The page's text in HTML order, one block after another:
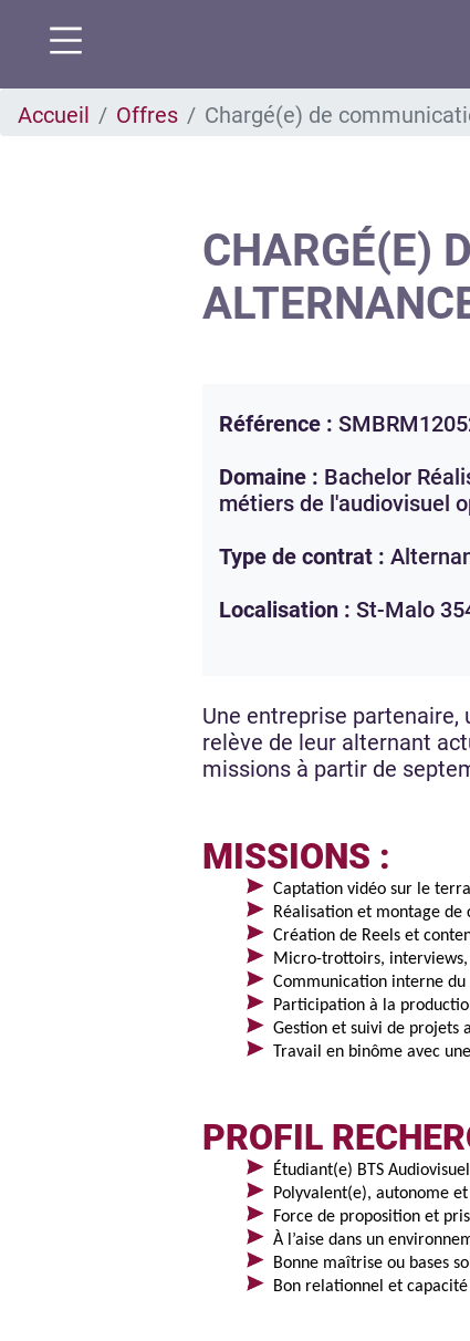
auAccueil Offres Chargé(e) de
CHARGÉ(E)
Référence :
Domaine : Bachelor
métiers de l'audiovisuel
Type de contrat :
Localisation : St-Malo
Une entreprise
relève de leur alternant
missions à partir de
MISSIONS :
Captation vidéo sur le
Réalisation et montage de
Création de Reels et
Micro-trottoirs,
Communication interne du
Participation à la
Gestion et suivi de projets
Travail en binôme avec
PROFIL
Étudiant(e) BTS
Polyvalent(e), autonome
Force de proposition et
À l’aise dans un
Bonne maîtrise ou bases
Bon relationnel et